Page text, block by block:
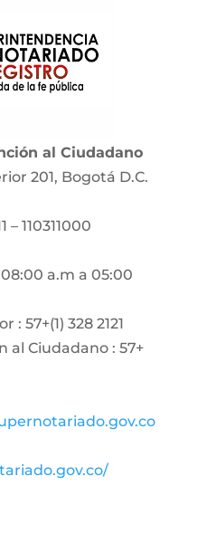
al Ciudadano
201, Bogotá D.C.
– 110311000
a.m a 05:00
57+(1) 328 2121
Ciudadano : 57+